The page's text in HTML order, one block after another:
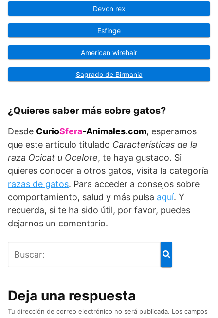
Devon rex
Esfinge
American wirehair
Sagrado de Birmania
¿Quieres saber más sobre gatos?
Desde CurioSfera-Animales.com, esperamos
que este artículo titulado Características de la
raza Ocicat u Ocelote, te haya gustado. Si
quieres conocer a otros gatos, visita la categoría
razas de gatos. Para acceder a consejos sobre
comportamiento, salud y más pulsa aquí. Y
recuerda, si te ha sido útil, por favor, puedes
dejarnos un comentario.
Deja una respuesta
Tu dirección de correo electrónico no será publicada. Los campos